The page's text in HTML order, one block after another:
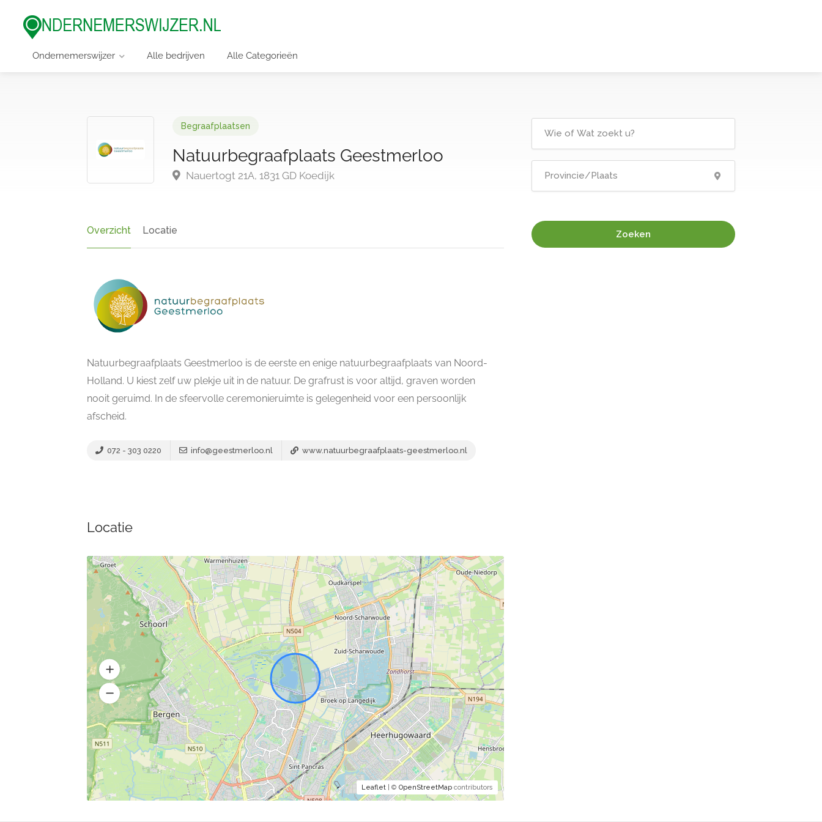
Ondernemerswijzer Alle bedrijven Alle Categorieën
Begraafplaatsen
Natuurbegraafplaats Geestmerloo
Nauertogt 21A, 1831 GD Koedijk
Overzicht Locatie
Natuurbegraafplaats Geestmerloo is de eerste en enige natuurbegraafplaats van Noord-
Holland. U kiest zelf uw plekje uit in de natuur. De grafrust is voor altijd, graven worden
nooit geruimd. In de sfeervolle ceremonieruimte is gelegenheid voor een persoonlijk
afscheid.
072 - 303 0220 info@geestmerloo.nl www.natuurbegraafplaats-geestmerloo.nl
Locatie
Leaflet| © OpenStreetMapcontributors
Zoeken